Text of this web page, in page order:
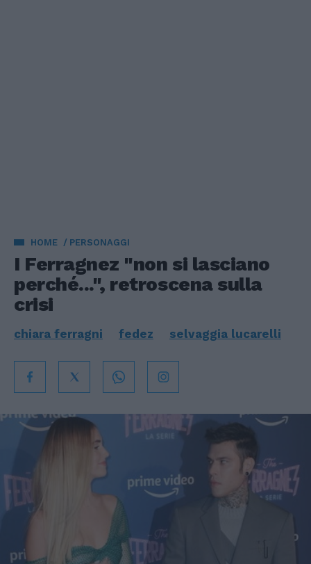
HOME PERSONAGGI
I Ferragnez "non si lasciano
perché...", retroscena sulla
crisi
chiara ferragni fedez selvaggia lucarelli